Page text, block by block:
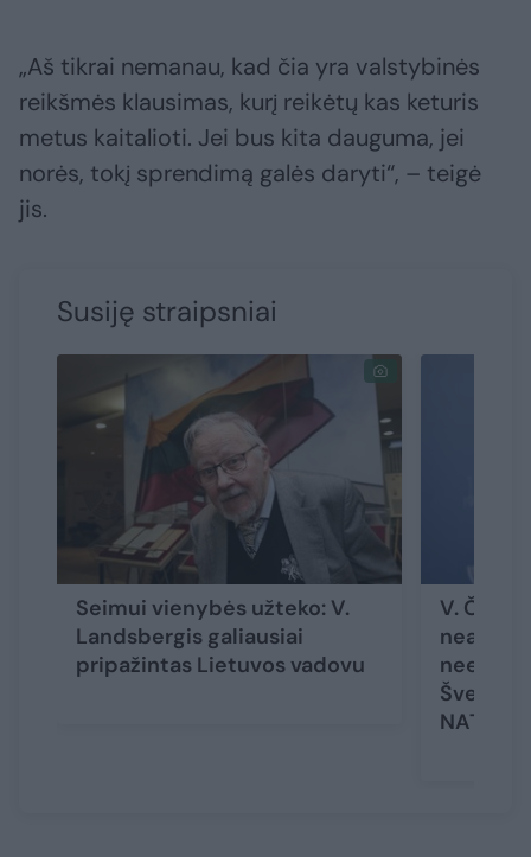
„Aš tikrai nemanau, kad čia yra valstybinės
reikšmės klausimas, kurį reikėtų kas keturis
metus kaitalioti. Jei bus kita dauguma, jei
norės, tokį sprendimą galės daryti“, – teigė
jis.
Susiję straipsniai
Seimui vienybės užteko: V.
Landsbergis galiausiai
pripažintas Lietuvos vadovu
V.
neaišku,
neeilinė
NATO